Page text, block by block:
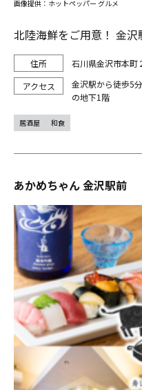
北陸海鮮をご用意！ 金
石川県金沢市本
金沢駅から徒歩5
の地下1階
画像提供：ホットペッパー グルメ
居酒屋 和食
あかめちゃん 金沢駅前